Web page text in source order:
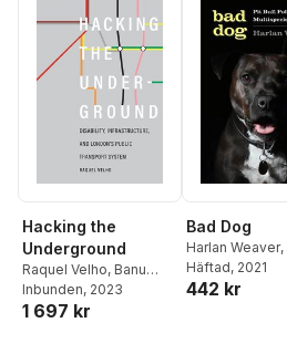
Hacking the
Underground
Raquel Velho, Banu
Subramaniam,Rebecca
Herzig
Inbunden, 2023
1 697 kr
Bad Dog
Harlan Weaver,
Subramaniam
Herzig
Häftad, 2021
442 kr